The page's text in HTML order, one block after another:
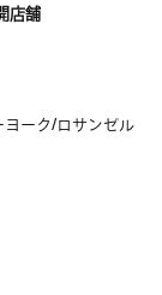
店舗
ーク/ロサンゼル